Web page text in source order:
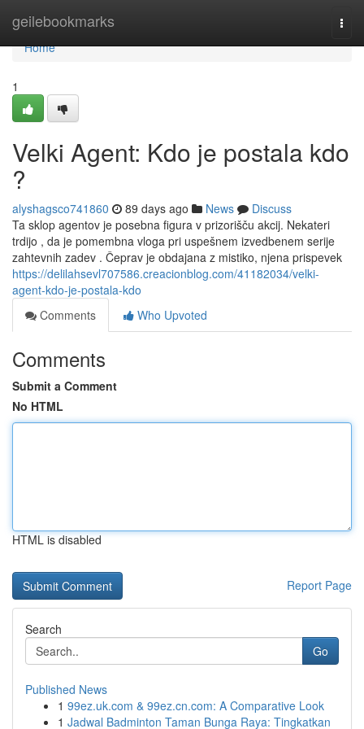
geilebookmarks
Home
Home
1
Velki Agent: Kdo je postala kdo
?
alyshagsco741860 89 days ago News
Discuss
Ta sklop agentov je posebna figura v prizorišču akcij. Nekateri
trdijo , da je pomembna vloga pri uspešnem izvedbenem serije
zahtevnih zadev . Čeprav je obdajana z mistiko, njena prispevek
https://delilahsevl707586.creacionblog.com/41182034/velki-
agent-kdo-je-postala-kdo
Comments
Who Upvoted
Comments
Submit a Comment
No HTML
HTML is disabled
Report Page
Search
Go
Published News
1 99ez.uk.com & 99ez.cn.com: A Comparative Look
1 Jadwal Badminton Taman Bunga Raya: Tingkatkan